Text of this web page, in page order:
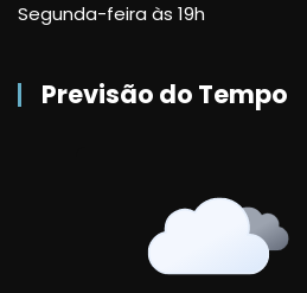
Segunda-feira às 19h
Previsão do Tempo